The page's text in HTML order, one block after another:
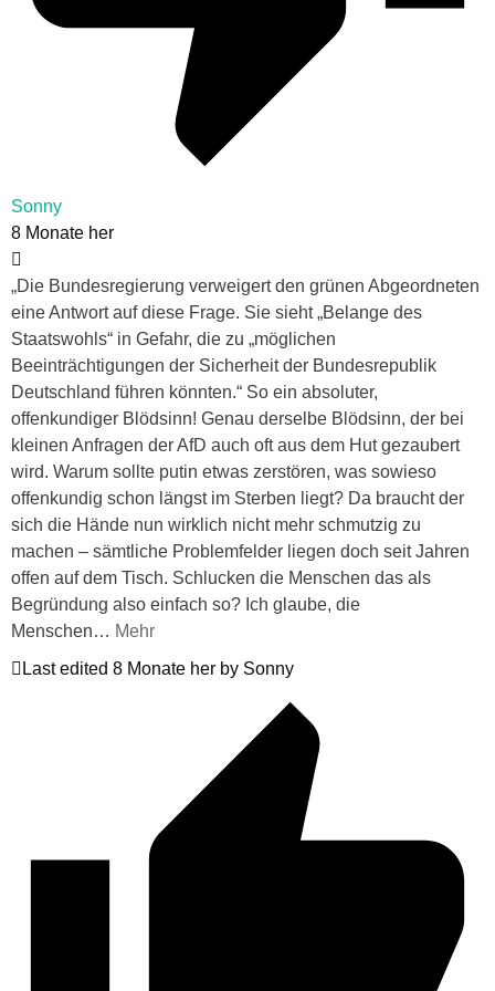
Sonny
8 Monate her
„Die Bundesregierung verweigert den grünen Abgeordneten
eine Antwort auf diese Frage. Sie sieht „Belange des
Staatswohls“ in Gefahr, die zu „möglichen
Beeinträchtigungen der Sicherheit der Bundesrepublik
Deutschland führen könnten.“ So ein absoluter,
offenkundiger Blödsinn! Genau derselbe Blödsinn, der bei
kleinen Anfragen der AfD auch oft aus dem Hut gezaubert
wird. Warum sollte putin etwas zerstören, was sowieso
offenkundig schon längst im Sterben liegt? Da braucht der
sich die Hände nun wirklich nicht mehr schmutzig zu
machen – sämtliche Problemfelder liegen doch seit Jahren
offen auf dem Tisch. Schlucken die Menschen das als
Begründung also einfach so? Ich glaube, die
Menschen… Mehr
Last edited 8 Monate her by Sonny